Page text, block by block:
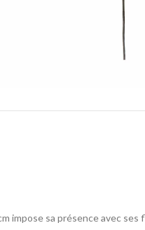
impose sa présence avec